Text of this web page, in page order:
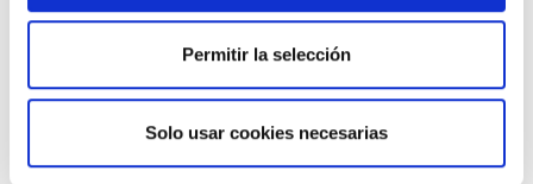
Permitir la selección
Solo usar cookies necesarias
DISPONIBLE LA GRABACIÓN DE LA JORNADA «SALUD,
SOSTENIBILIDAD Y SISTEMA SANITARIO: UN COMPROMISO
ACLARACIONES PARA LA CUMPLIMENTACIÓN DEL NUEVO